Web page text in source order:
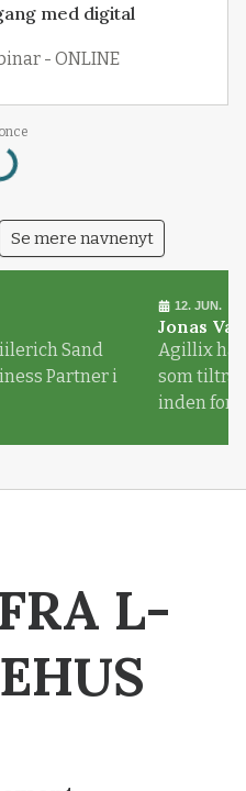
med digital
- ONLINE
Se mere navnenyt
Sand
Partner i
12. JUN.
Jonas
Agillix har
som
inden for
L-